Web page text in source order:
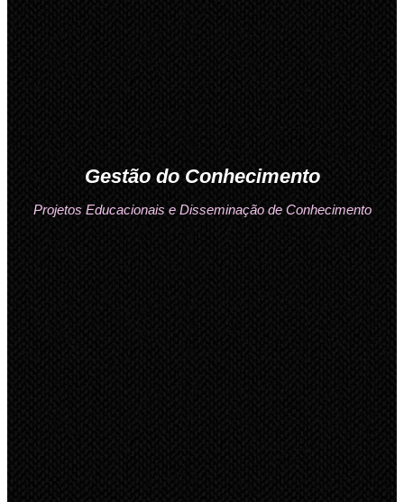
Gestão do Conhecimento
Projetos Educacionais e Disseminação de Conhecimento